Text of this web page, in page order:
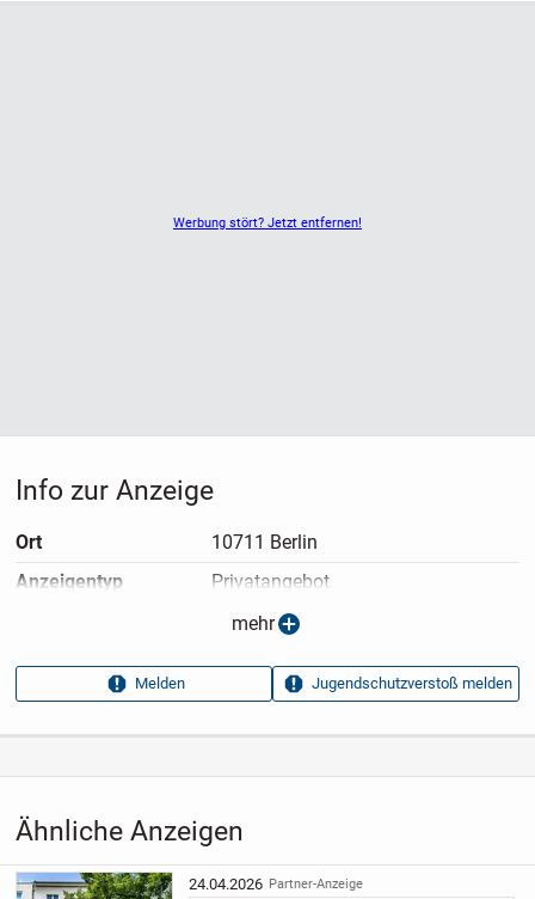
Werbung stört? Jetzt entfernen!
Ähnliche Anzeigen
24.04.2026 Partner-Anzeige
Info zur Anzeige
Ort
10711 Berlin
Anzeigen­typ
Privatangebot
14.05.2026
Aufrufe dieser
16
mehr
Melden Jugendschutzverstoß melden